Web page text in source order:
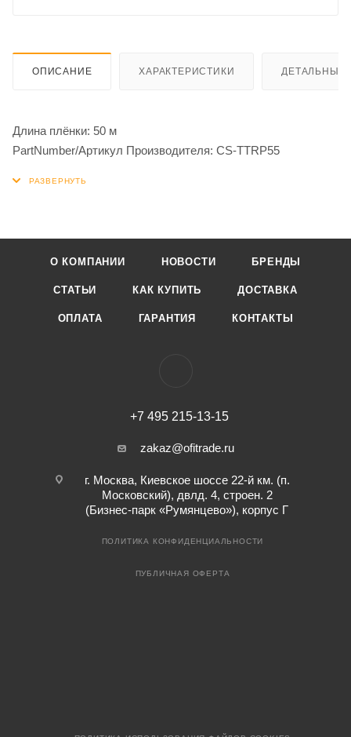
ОПИСАНИЕ ХАРАКТЕРИСТИКИ ДЕТАЛЬНЫЕ
Длина плёнки: 50 м
PartNumber/Артикул Производителя: CS-TTRP55
О КОМПАНИИ НОВОСТИ БРЕНДЫ
СТАТЬИ КАК КУПИТЬ ДОСТАВКА
ОПЛАТА ГАРАНТИЯ КОНТАКТЫ
+7 495 215-13-15
zakaz@ofitrade.ru
г. Москва, Киевское шоссе 22-й км. (п.
Московский), двлд. 4, строен. 2
(Бизнес-парк «Румянцево»), корпус Г
ПОЛИТИКА КОНФИДЕНЦИАЛЬНОСТИ
ПУБЛИЧНАЯ ОФЕРТА